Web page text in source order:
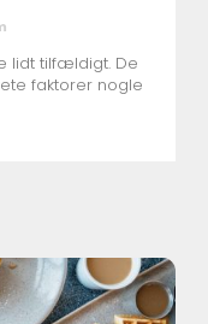
lidt tilfældigt. De
faktorer nogle